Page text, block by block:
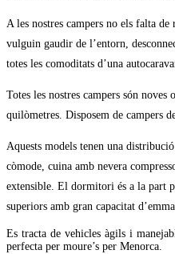
A les nostres campers no els falta de
vulguin gaudir de l’entorn,
totes les comoditats d’una
Totes les nostres campers són noves
quilòmetres. Disposem de campers
Aquests models tenen una
còmode, cuina amb nevera
extensible. El dormitori és a la part
superiors amb gran capacitat
Es tracta de vehicles àgils i
perfecta per moure’s per Menorca.